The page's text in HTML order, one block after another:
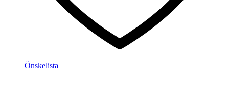
Önskelista